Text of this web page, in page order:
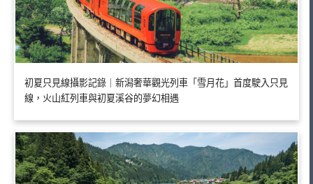
初夏只見線攝影記錄｜新潟奢華觀光列車「雪月花」首度駛入只見
線，火山紅列車與初夏溪谷的夢幻相遇